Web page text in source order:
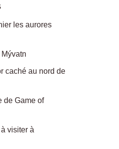
les aurores
caché au nord de
de Game of
visiter à